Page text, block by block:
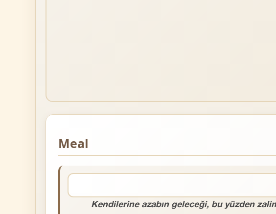
Meal
Kendilerine azabın geleceği, bu yüzden